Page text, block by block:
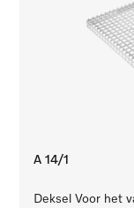
A 14/1
Deksel Voor het